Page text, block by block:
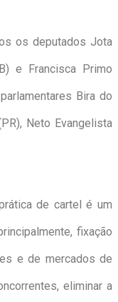
os deputados Jota
e Francisca Primo
Bira do
Neto Evangelista
de cartel é um
fixação
e de mercados de
eliminar a